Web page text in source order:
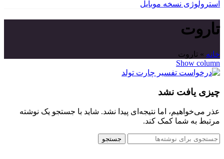
تاروت
خانه » تاروت
Show column
چیزی یافت نشد
عذر می‌خواهیم، اما نتیجه‌ای پیدا نشد. شاید با جستجو یک نوشته
مرتبط به شما کمک کند.
جستجو